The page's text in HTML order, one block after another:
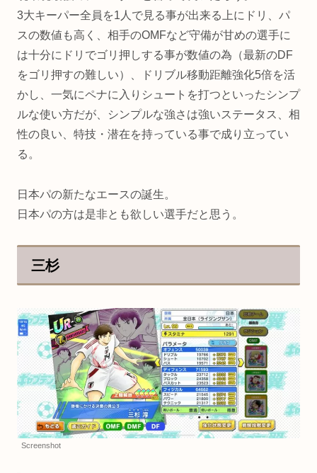
3大キーパー全員を1人で見る事が出来る上にドリ、パ
スの数値も高く、相手のOMFなど守備が甘めの選手に
は十分にドリでゴリ押しする事が数値の為（最新のDF
をゴリ押すの難しい）、ドリブル移動距離強化5倍を活
かし、一気にペナに入りシュートを打つといったシンプ
ルな使い方だが、シンプルな強さは強いステータス、相
性の良い、特技・潜在を持っている事で成り立ってい
る。
日本パの新たなエースの誕生。
日本パの方は是非とも欲しい選手だと思う。
三杉
Screenshot